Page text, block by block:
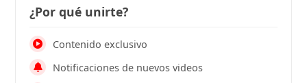
¿Por qué unirte?
Contenido exclusivo
Notificaciones de nuevos videos